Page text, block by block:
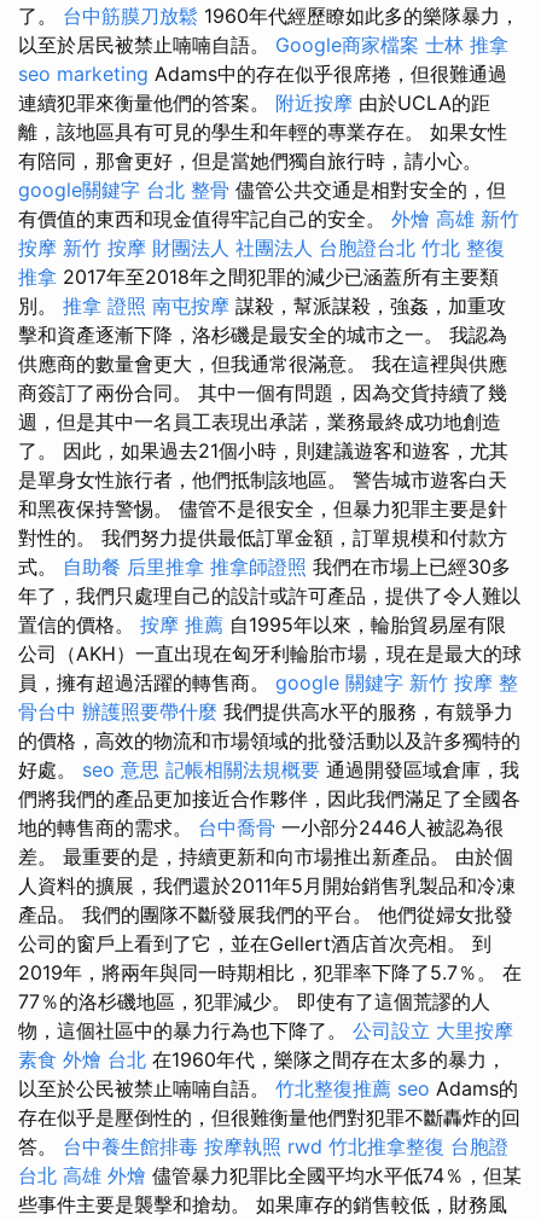
了。 台中筋膜刀放鬆 1960年代經歷瞭如此多的樂隊暴力，
以至於居民被禁止喃喃自語。 Google商家檔案 士林 推拿
seo marketing Adams中的存在似乎很席捲，但很難通過
連續犯罪來衡量他們的答案。 附近按摩 由於UCLA的距
離，該地區具有可見的學生和年輕的專業存在。 如果女性
有陪同，那會更好，但是當她們獨自旅行時，請小心。
google關鍵字 台北 整骨 儘管公共交通是相對安全的，但
有價值的東西和現金值得牢記自己的安全。 外燴 高雄 新竹
按摩 新竹 按摩 財團法人 社團法人 台胞證台北 竹北 整復
推拿 2017年至2018年之間犯罪的減少已涵蓋所有主要類
別。 推拿 證照 南屯按摩 謀殺，幫派謀殺，強姦，加重攻
擊和資產逐漸下降，洛杉磯是最安全的城市之一。 我認為
供應商的數量會更大，但我通常很滿意。 我在這裡與供應
商簽訂了兩份合同。 其中一個有問題，因為交貨持續了幾
週，但是其中一名員工表現出承諾，業務最終成功地創造
了。 因此，如果過去21個小時，則建議遊客和遊客，尤其
是單身女性旅行者，他們抵制該地區。 警告城市遊客白天
和黑夜保持警惕。 儘管不是很安全，但暴力犯罪主要是針
對性的。 我們努力提供最低訂單金額，訂單規模和付款方
式。 自助餐 后里推拿 推拿師證照 我們在市場上已經30多
年了，我們只處理自己的設計或許可產品，提供了令人難以
置信的價格。 按摩 推薦 自1995年以來，輪胎貿易屋有限
公司（AKH）一直出現在匈牙利輪胎市場，現在是最大的球
員，擁有超過活躍的轉售商。 google 關鍵字 新竹 按摩 整
骨台中 辦護照要帶什麼 我們提供高水平的服務，有競爭力
的價格，高效的物流和市場領域的批發活動以及許多獨特的
好處。 seo 意思 記帳相關法規概要 通過開發區域倉庫，我
們將我們的產品更加接近合作夥伴，因此我們滿足了全國各
地的轉售商的需求。 台中喬骨 一小部分2446人被認為很
差。 最重要的是，持續更新和向市場推出新產品。 由於個
人資料的擴展，我們還於2011年5月開始銷售乳製品和冷凍
產品。 我們的團隊不斷發展我們的平台。 他們從婦女批發
公司的窗戶上看到了它，並在Gellert酒店首次亮相。 到
2019年，將兩年與同一時期相比，犯罪率下降了5.7％。 在
77％的洛杉磯地區，犯罪減少。 即使有了這個荒謬的人
物，這個社區中的暴力行為也下降了。 公司設立 大里按摩
素食 外燴 台北 在1960年代，樂隊之間存在太多的暴力，
以至於公民被禁止喃喃自語。 竹北整復推薦 seo Adams的
存在似乎是壓倒性的，但很難衡量他們對犯罪不斷轟炸的回
答。 台中養生館排毒 按摩執照 rwd 竹北推拿整復 台胞證
台北 高雄 外燴 儘管暴力犯罪比全國平均水平低74％，但某
些事件主要是襲擊和搶劫。 如果庫存的銷售較低，財務風